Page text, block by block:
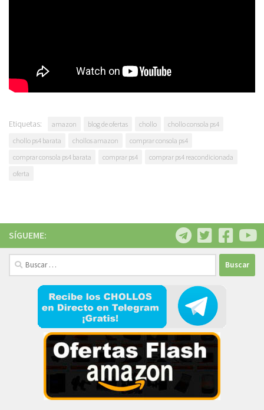
Etiquetas: amazon blog de ofertas chollo
chollo consola ps4
chollo ps4 barata
chollos amazon
comprar consola ps4
comprar consola ps4 barata
comprar ps4
comprar ps4 reacondicionada
oferta
SÍGUEME:
Buscar: